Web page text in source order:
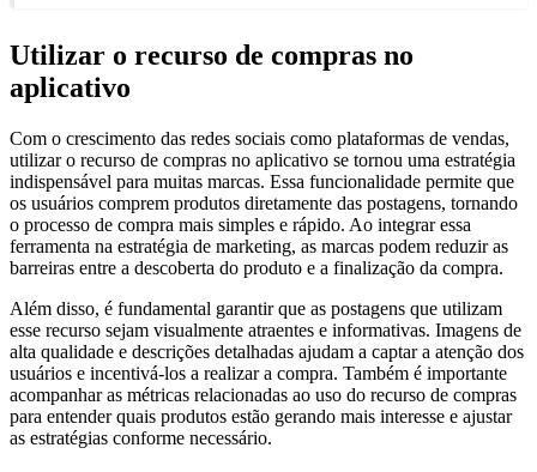
Utilizar o recurso de compras no
aplicativo
Com o crescimento das redes sociais como plataformas de vendas,
utilizar o recurso de compras no aplicativo se tornou uma estratégia
indispensável para muitas marcas. Essa funcionalidade permite que
os usuários comprem produtos diretamente das postagens, tornando
o processo de compra mais simples e rápido. Ao integrar essa
ferramenta na estratégia de marketing, as marcas podem reduzir as
barreiras entre a descoberta do produto e a finalização da compra.
Além disso, é fundamental garantir que as postagens que utilizam
esse recurso sejam visualmente atraentes e informativas. Imagens de
alta qualidade e descrições detalhadas ajudam a captar a atenção dos
usuários e incentivá-los a realizar a compra. Também é importante
acompanhar as métricas relacionadas ao uso do recurso de compras
para entender quais produtos estão gerando mais interesse e ajustar
as estratégias conforme necessário.